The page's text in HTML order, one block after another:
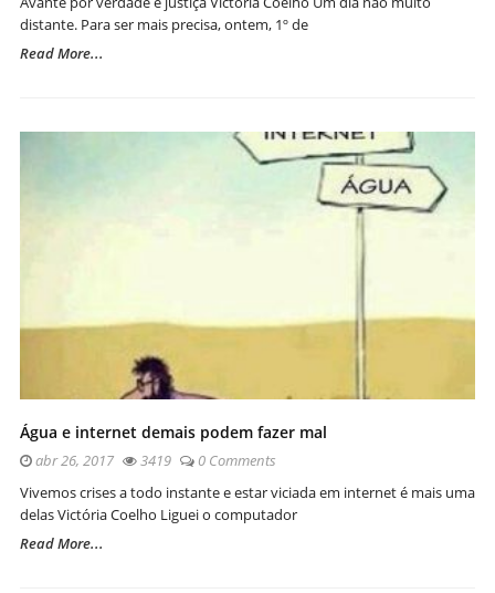
distante. Para ser mais precisa, ontem, 1º de
Read More...
Água e internet demais podem fazer mal
abr 26, 2017 3419
0 Comments
Vivemos crises a todo instante e estar viciada em internet é mais uma
delas Victória Coelho Liguei o computador
Read More...